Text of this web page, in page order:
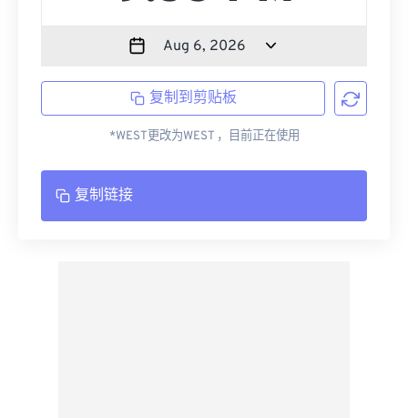
复制到剪贴板
*WEST更改为WEST ，目前正在使用
复制链接